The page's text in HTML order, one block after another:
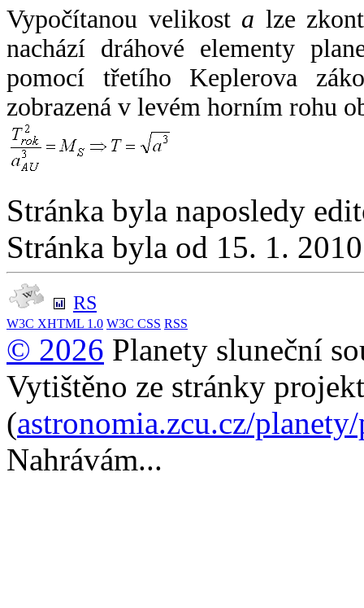
Vypočítanou velikost a lze
nachází dráhové elementy
pomocí třetího Keplerova
zobrazená v levém horním rohu
Stránka byla naposledy
Stránka byla od 15. 1.
RS
W3C XHTML 1.0 W3C CSS RSS
© 2026 Planety sluneční
Vytištěno ze stránky
(astronomia.zcu.cz/
Nahrávám...